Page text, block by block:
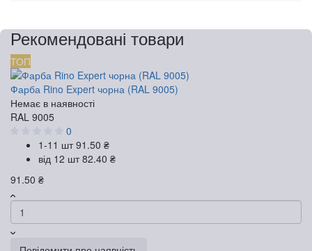
Рекомендовані товари
ТОП
Фарба Rino Expert чорна (RAL 9005)
Немає в наявності
RAL 9005
0
1-11 шт91.50 ₴
від 12 шт82.40 ₴
91.50 ₴